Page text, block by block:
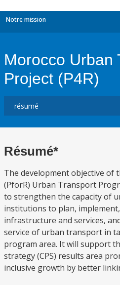
Notre mission
Morocco Urban
Project (P4R)
Résumé*
The development objective of
(PforR) Urban Transport
to strengthen the capacity of
institutions to plan,
infrastructure and services,
service of urban transport in
program area. It will support
strategy (CPS) results area
inclusive growth by better